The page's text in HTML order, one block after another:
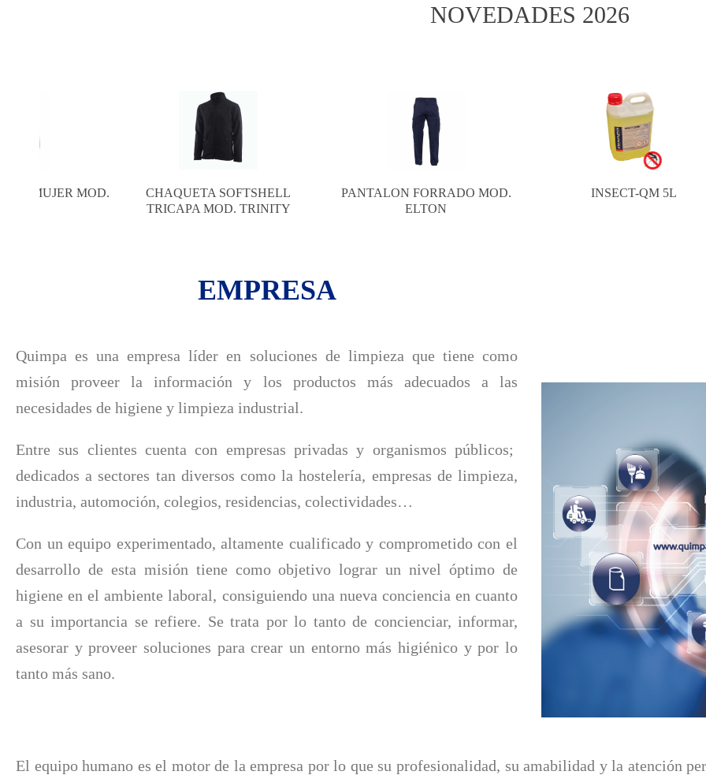
NOVEDADES 2026
MOD.
INSECT-QM 5L
AMBIENT.VAINILLA ATOM. 750
ML
PAPEL HGCO. BL 3C.
EMPRESA
Quimpa es una empresa líder en soluciones de limpieza que tiene como
misión proveer la información y los productos más adecuados a las
necesidades de higiene y limpieza industrial.
Entre sus clientes cuenta con empresas privadas y organismos públicos;
dedicados a sectores tan diversos como la hostelería, empresas de limpieza,
industria, automoción, colegios, residencias, colectividades…
Con un equipo experimentado, altamente cualificado y comprometido con el
desarrollo de esta misión tiene como objetivo lograr un nivel óptimo de
higiene en el ambiente laboral, consiguiendo una nueva conciencia en cuanto
a su importancia se refiere. Se trata por lo tanto de concienciar, informar,
asesorar y proveer soluciones para crear un entorno más higiénico y por lo
tanto más sano.
El equipo humano es el motor de la empresa por lo que su profesionalidad, su amabilidad y la atención